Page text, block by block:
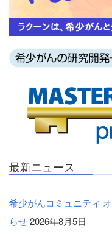
最新ニュース
希少がんコミュニティ
らせ2026年8月5日